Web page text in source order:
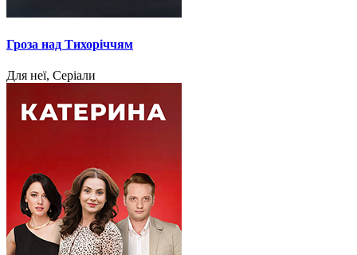
Гроза над Тихоріччям
Для неї, Серіали